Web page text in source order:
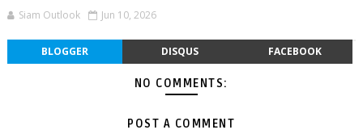
Siam Outlook Jun 10, 2026
BLOGGER DISQUS FACEBOOK
NO COMMENTS:
POST A COMMENT